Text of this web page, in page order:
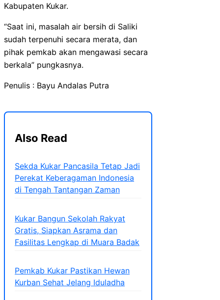
Kabupaten Kukar.
“Saat ini, masalah air bersih di Saliki
sudah terpenuhi secara merata, dan
pihak pemkab akan mengawasi secara
berkala” pungkasnya.
Penulis : Bayu Andalas Putra
Also Read
Sekda Kukar Pancasila Tetap Jadi
Perekat Keberagaman Indonesia
di Tengah Tantangan Zaman
Kukar Bangun Sekolah Rakyat
Gratis, Siapkan Asrama dan
Fasilitas Lengkap di Muara Badak
Pemkab Kukar Pastikan Hewan
Kurban Sehat Jelang Iduladha